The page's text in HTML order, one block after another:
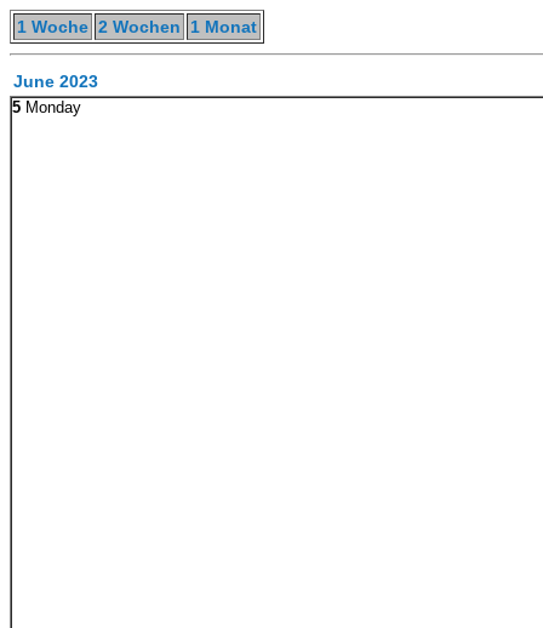
1 Woche 2 Wochen 1 Monat
June 2023
5 Monday